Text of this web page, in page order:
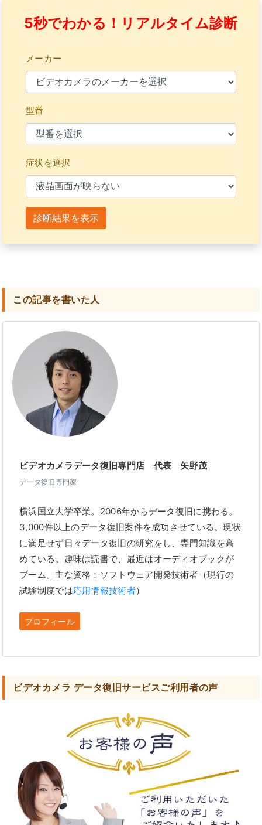
5秒でわかる！リアルタイム診断
メーカー
型番
症状を選択
診断結果を表示
この記事を書いた人
ビデオカメラデータ復旧専門店 代表 矢野茂
データ復旧専門家
横浜国立大学卒業。2006年からデータ復旧に携わる。
3,000件以上のデータ復旧案件を成功させている。現状
に満足せず日々データ復旧の研究をし、専門知識を高
めている。趣味は読書で、最近はオーディオブックが
ブーム。主な資格：ソフトウェア開発技術者（現行の
試験制度では応用情報技術者）
プロフィール
ビデオカメラ データ復旧サービスご利用者の声